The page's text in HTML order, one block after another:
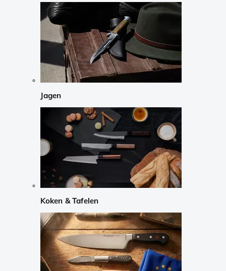
Jagen
Koken & Tafelen